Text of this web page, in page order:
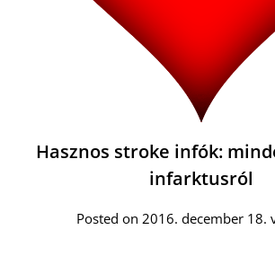
Hasznos stroke infók:
infarktusról
Posted on 2016. december 18.